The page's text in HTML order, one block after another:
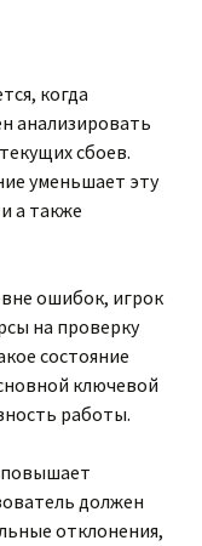
когда
анализировать
сбоев.
уменьшает эту
а также
ошибок, игрок
на проверку
состояние
ключевой
работы.
повышает
должен
отклонения,